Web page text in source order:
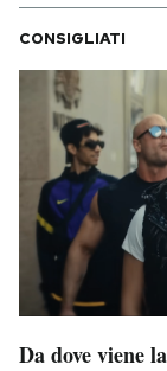
CONSIGLIATI
Da dove viene